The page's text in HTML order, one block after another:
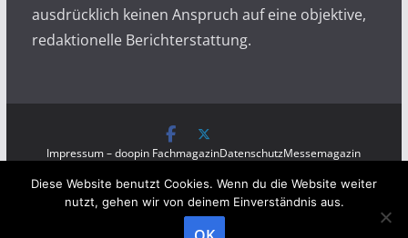
ausdrücklich keinen Anspruch auf eine objektive,
redaktionelle Berichterstattung.
Impressum – doopin FachmagazinDatenschutzMessemagazin
Copyright © 2026Messen auf doopin.de. All rights
reserved.
Diese Website benutzt Cookies. Wenn du die Website weiter
nutzt, gehen wir von deinem Einverständnis aus.